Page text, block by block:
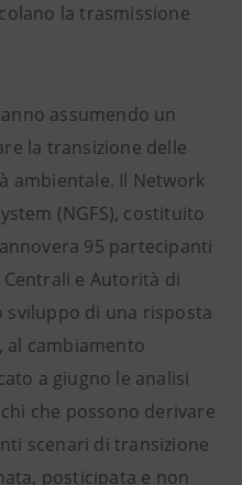
la trasmissione
assumendo un
la transizione delle
ambientale. Il Network
(NGFS), costituito
95 partecipanti
e Autorità di
sviluppo di una risposta
al cambiamento
a giugno le analisi
che possono derivare
scenari di transizione
posticipata e non